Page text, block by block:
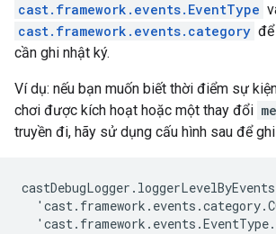
cast.framework.events.EventType
cast.framework.events.category
cần ghi nhật ký.
Ví dụ: nếu bạn muốn biết thời điểm sự
chơi được kích hoạt hoặc một thay đổi
truyền đi, hãy sử dụng cấu hình sau để